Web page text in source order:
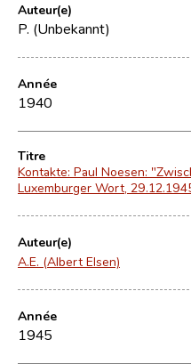
Auteur(e)
P. (Unbekannt)
Année
1940
Titre
Kontakte: Paul Noesen:
Luxemburger Wort,
Auteur(e)
A.E. (Albert Elsen)
Année
1945